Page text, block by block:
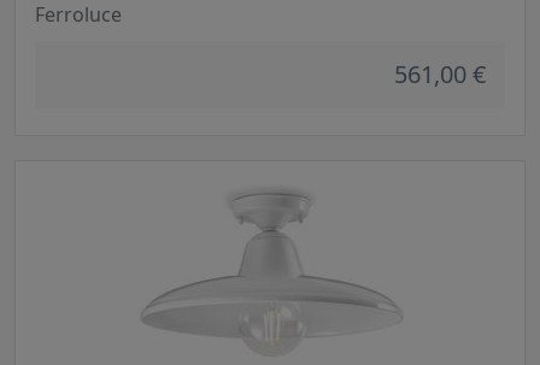
Ferroluce
561,00 €